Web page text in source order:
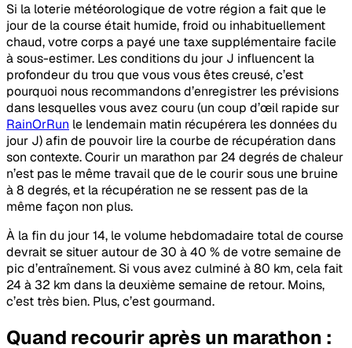
Si la loterie météorologique de votre région a fait que le
jour de la course était humide, froid ou inhabituellement
chaud, votre corps a payé une taxe supplémentaire facile
à sous-estimer. Les conditions du jour J influencent la
profondeur du trou que vous vous êtes creusé, c’est
pourquoi nous recommandons d’enregistrer les prévisions
dans lesquelles vous avez couru (un coup d’œil rapide sur
RainOrRun le lendemain matin récupérera les données du
jour J) afin de pouvoir lire la courbe de récupération dans
son contexte. Courir un marathon par 24 degrés de chaleur
n’est pas le même travail que de le courir sous une bruine
à 8 degrés, et la récupération ne se ressent pas de la
même façon non plus.
À la fin du jour 14, le volume hebdomadaire total de course
devrait se situer autour de 30 à 40 % de votre semaine de
pic d’entraînement. Si vous avez culminé à 80 km, cela fait
24 à 32 km dans la deuxième semaine de retour. Moins,
c’est très bien. Plus, c’est gourmand.
Quand recourir après un marathon :